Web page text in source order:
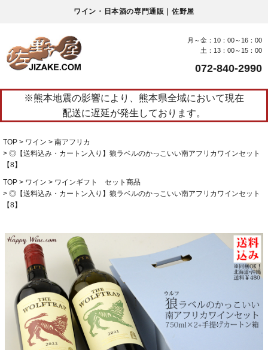
ワイン・日本酒の専門通販｜佐野屋
月～金：10：00～16：00
土：13：00～15：00
072-840-2990
※熊本地震の影響により、熊本県全域において現在
配送に遅延が発生しております。
TOP ワイン
南アフリカ
◎【送料込み・カートン入り】狼ラベルのかっこいい南アフリカワインセット
【8】
TOP ワイン
ワインギフト セット商品
◎【送料込み・カートン入り】狼ラベルのかっこいい南アフリカワインセット
【8】